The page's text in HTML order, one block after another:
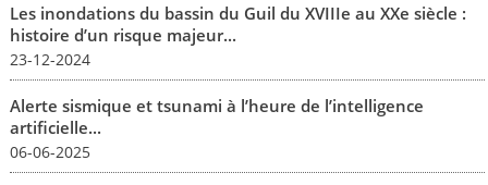
Les inondations du bassin du Guil du XVIIIe au XXe siècle :
histoire d’un risque majeur...
23-12-2024
Alerte sismique et tsunami à l’heure de l’intelligence
artificielle...
06-06-2025